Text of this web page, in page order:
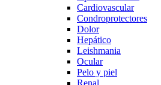
Cardiovascular
Condroprotectores
Dolor
Hepático
Leishmania
Ocular
Pelo y piel
Renal